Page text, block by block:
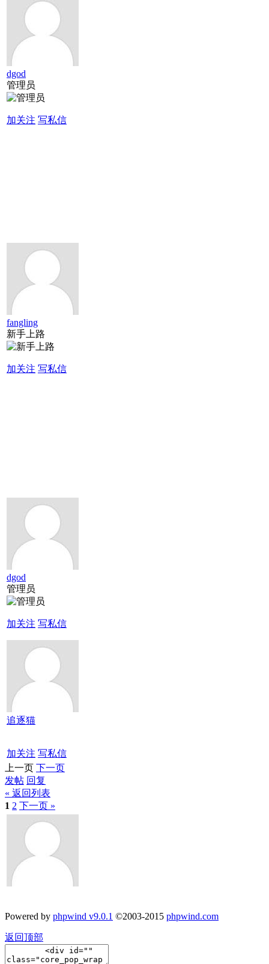
dgod
管理员
加关注 写私信
fangling
新手上路
加关注 写私信
dgod
管理员
加关注 写私信
追逐猫
加关注 写私信
上一页 下一页
发帖 回复
« 返回列表
1 2 下一页 »
Powered by phpwind v9.0.1 ©2003-2015 phpwind.com
返回顶部